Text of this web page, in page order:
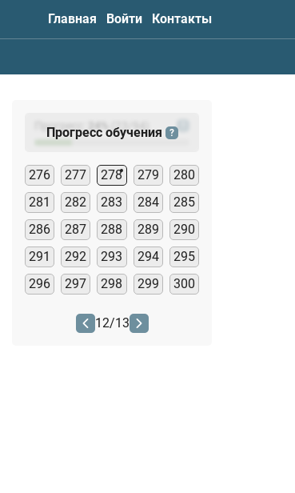
Главная Войти Контакты
Прогресс: (23
Прогресс обучения ?
276 277 278 279
280
281
282 283 284
285
286
287 288 289
290
291
292 293 294
295
296
297 298 299 300
12/13